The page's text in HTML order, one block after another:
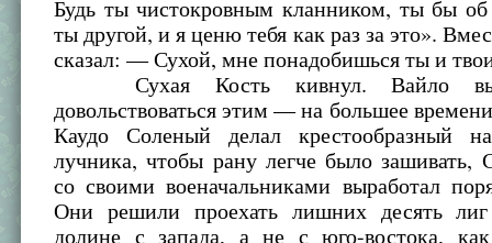
Будь ты чистокровным кланником, ты бы
ты другой, и я ценю тебя как раз за это».
сказал: — Сухой, мне понадобишься ты и
Сухая Кость кивнул. Вайло
довольствоваться этим — на большее
Каудо Соленый делал крестообразный
лучника, чтобы рану легче было зашивать,
со своими военачальниками выработал
Они решили проехать лишних десять
долине с запада, а не с юго-востока,